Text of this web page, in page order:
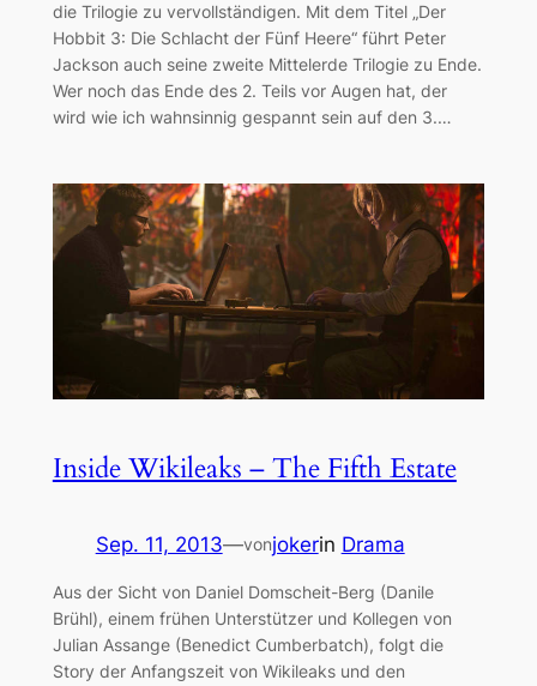
die Trilogie zu vervollständigen. Mit dem Titel „Der
Hobbit 3: Die Schlacht der Fünf Heere“ führt Peter
Jackson auch seine zweite Mittelerde Trilogie zu Ende.
Wer noch das Ende des 2. Teils vor Augen hat, der
wird wie ich wahnsinnig gespannt sein auf den 3.…
Inside Wikileaks – The Fifth Estate
Sep. 11, 2013—vonjokerin Drama
Aus der Sicht von Daniel Domscheit-Berg (Danile
Brühl), einem frühen Unterstützer und Kollegen von
Julian Assange (Benedict Cumberbatch), folgt die
Story der Anfangszeit von Wikileaks und den